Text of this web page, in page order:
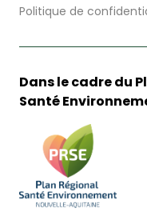
Politique de
Dans le cadre du
Santé